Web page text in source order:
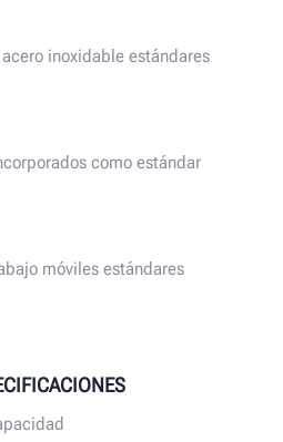
inoxidable estándares
como estándar
móviles estándares